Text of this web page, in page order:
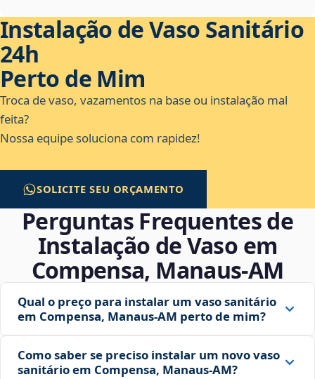
Instalação de Vaso Sanitário
24h
Perto de Mim
Troca de vaso, vazamentos na base ou instalação mal
feita?
Nossa equipe soluciona com rapidez!
SOLICITE SEU ORÇAMENTO
Perguntas Frequentes de
Instalação de Vaso em
Compensa, Manaus‑AM
Qual o preço para instalar um vaso sanitário
em Compensa, Manaus‑AM perto de mim?
Como saber se preciso instalar um novo vaso
sanitário em Compensa, Manaus‑AM?